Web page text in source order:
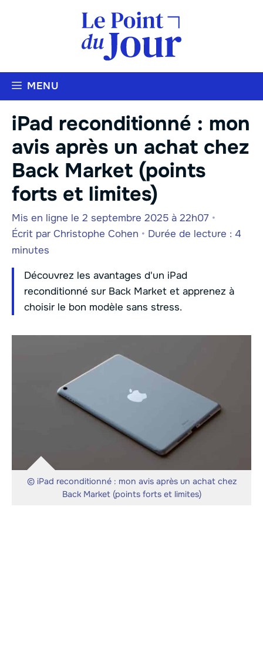
MENU
iPad reconditionné : mon
avis après un achat chez
Back Market (points
forts et limites)
Mis en ligne le 2 septembre 2025 à 22h07 •
Écrit par Christophe Cohen • Durée de lecture : 4
minutes
Découvrez les avantages d'un iPad
reconditionné sur Back Market et apprenez à
choisir le bon modèle sans stress.
© iPad reconditionné : mon avis après un achat chez
Back Market (points forts et limites)